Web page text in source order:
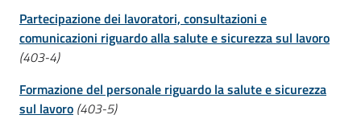
Partecipazione dei lavoratori, consultazioni e
comunicazioni riguardo alla salute e sicurezza sul lavoro
(403-4)
Formazione del personale riguardo la salute e sicurezza
sul lavoro (403-5)